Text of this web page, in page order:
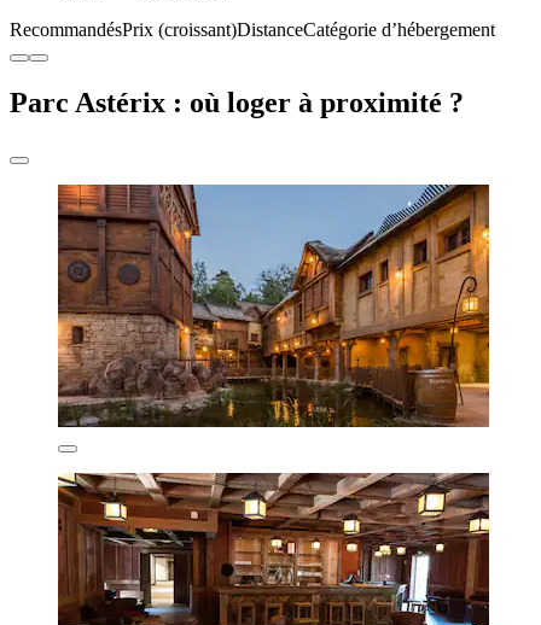
RecommandésPrix (croissant)DistanceCatégorie d’hébergement
Parc Astérix : où loger à proximité ?